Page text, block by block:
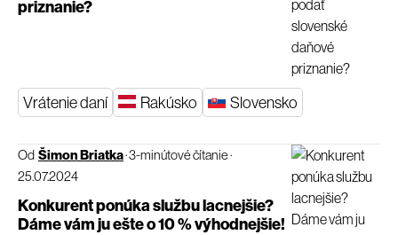
priznanie?
Vrátenie daní Rakúsko Slovensko
Od Šimon Briatka·3-minútové čítanie·
25.07.2024
Konkurent ponúka službu lacnejšie?
Dáme vám ju ešte o 10 % výhodnejšie!